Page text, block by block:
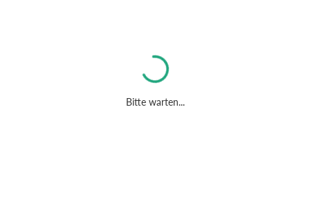
Bitte warten...